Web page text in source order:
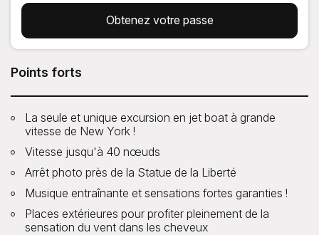
Obtenez votre passe
Points forts
La seule et unique excursion en jet boat à grande
vitesse de New York !
Vitesse jusqu'à 40 nœuds
Arrêt photo près de la Statue de la Liberté
Musique entraînante et sensations fortes garanties !
Places extérieures pour profiter pleinement de la
sensation du vent dans les cheveux